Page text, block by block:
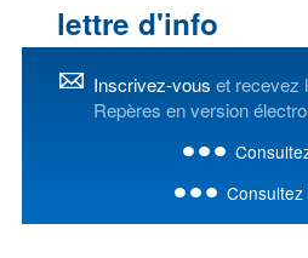
lettre d'info
Inscrivez-vous et recevez
Repères en version